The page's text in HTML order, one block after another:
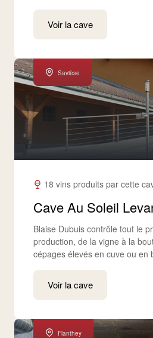
Voir la cave
Savièse
18 vins produits par cette
Cave Au Soleil
Blaise Dubuis contrôle tout le
production, de la vigne à la
cépages élevés en cuve ou en
Voir la cave
Flanthey